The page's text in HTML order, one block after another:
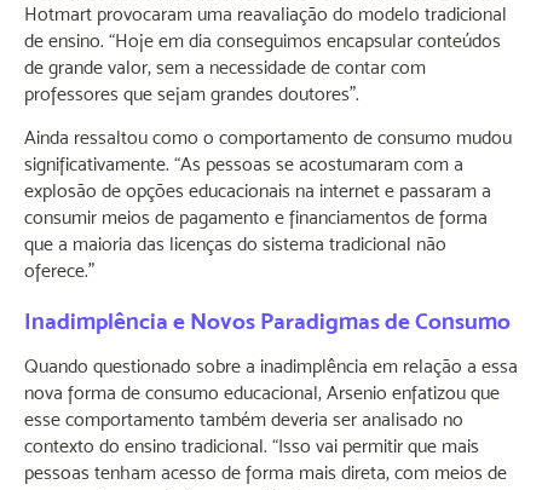
Hotmart provocaram uma reavaliação do modelo tradicional
de ensino. “Hoje em dia conseguimos encapsular conteúdos
de grande valor, sem a necessidade de contar com
professores que sejam grandes doutores”.
Ainda ressaltou como o comportamento de consumo mudou
significativamente. “As pessoas se acostumaram com a
explosão de opções educacionais na internet e passaram a
consumir meios de pagamento e financiamentos de forma
que a maioria das licenças do sistema tradicional não
oferece.”
Inadimplência e Novos Paradigmas de Consumo
Quando questionado sobre a inadimplência em relação a essa
nova forma de consumo educacional, Arsenio enfatizou que
esse comportamento também deveria ser analisado no
contexto do ensino tradicional. “Isso vai permitir que mais
pessoas tenham acesso de forma mais direta, com meios de